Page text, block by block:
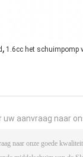
, 1.6cc het schuimpomp
uw aanvraag naar